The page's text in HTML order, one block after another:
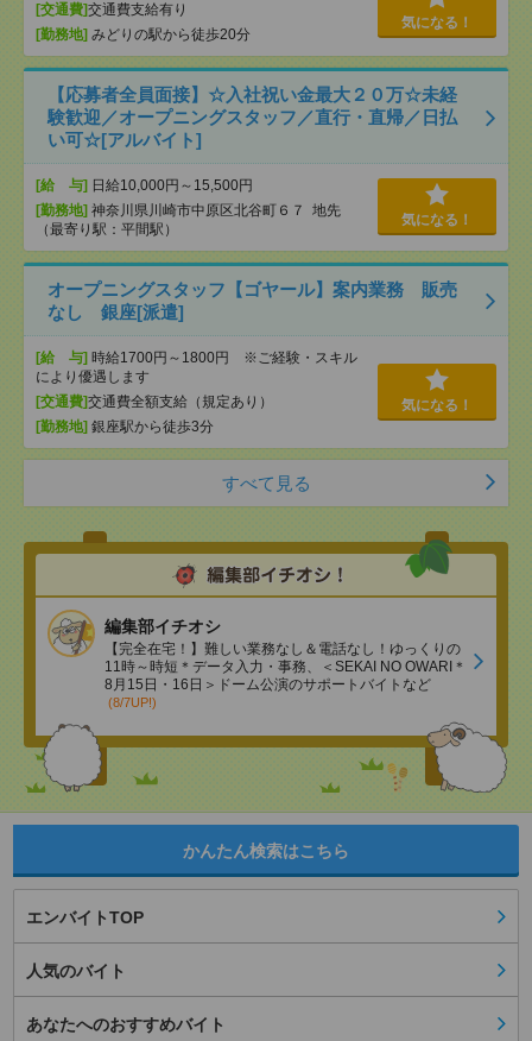
[交通費]交通費支給有り
[勤務地] みどりの駅から徒歩20分
気になる！
【応募者全員面接】☆入社祝い金最大２０万☆未経
験歓迎／オープニングスタッフ／直行・直帰／日払
い可☆[アルバイト]
[給 与] 日給10,000円～15,500円
[勤務地] 神奈川県川崎市中原区北谷町６７ 地先
（最寄り駅：平間駅）
気になる！
オープニングスタッフ【ゴヤール】案内業務 販売
なし 銀座[派遣]
[給 与] 時給1700円～1800円 ※ご経験・スキル
により優遇します
[交通費]交通費全額支給（規定あり）
[勤務地] 銀座駅から徒歩3分
気になる！
すべて見る
編集部イチオシ
【完全在宅！】難しい業務なし＆電話なし！ゆっくりの
11時～時短＊データ入力・事務、＜SEKAI NO OWARI＊
8月15日・16日＞ドーム公演のサポートバイトなど
(8/7UP!)
かんたん検索はこちら
エンバイトTOP
人気のバイト
あなたへのおすすめバイト